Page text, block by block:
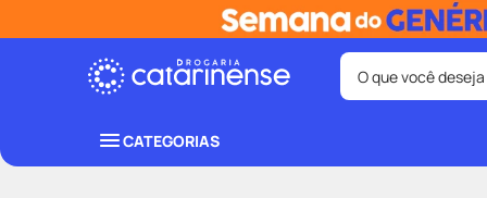
O que você deseja
CATEGORIAS